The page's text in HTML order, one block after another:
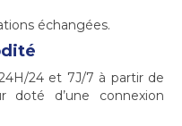
échangées.
24 et 7J/7 à partir de
doté d’une connexion